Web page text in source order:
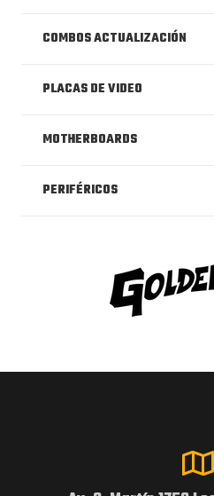
COMBOS ACTUALIZACIÓN
PLACAS DE VIDEO
MOTHERBOARDS
PERIFÉRICOS